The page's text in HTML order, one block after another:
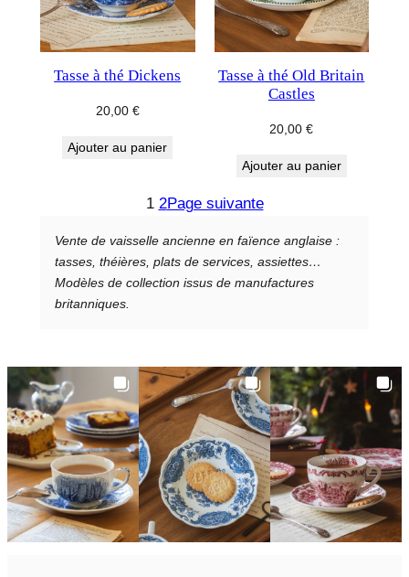
Tasse à thé Dickens
20,00 €
Ajouter au panier
Tasse à thé Old Britain
Castles
20,00€
Ajouter au panier
1 2Page suivante
Vente de vaisselle ancienne en faïence anglaise :
tasses, théières, plats de services, assiettes…
Modèles de collection issus de manufactures
britanniques.